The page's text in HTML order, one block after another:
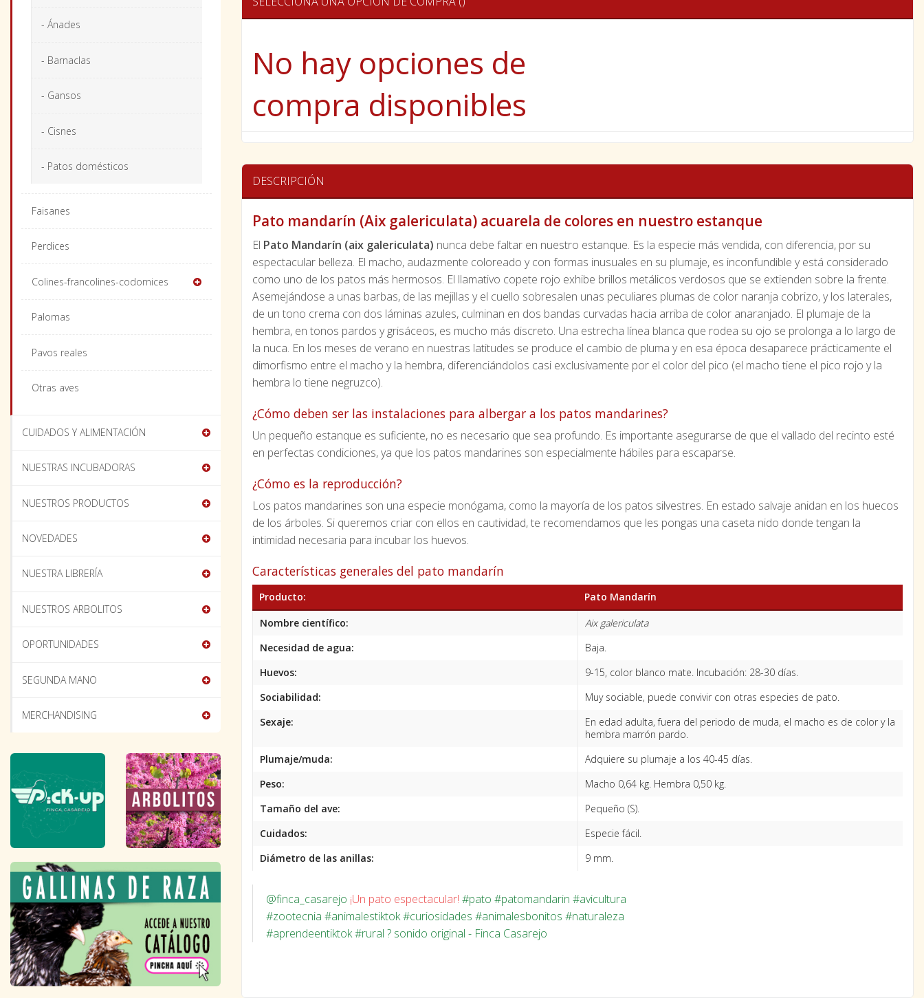
No hay opciones de
compra disponibles
DESCRIPCIÓN
Pato mandarín (Aix galericulata) acuarela de colores en nuestro estanque
El Pato Mandarín (aix galericulata) nunca debe faltar en nuestro estanque. Es la especie más vendida, con diferencia, por su
espectacular belleza. El macho, audazmente coloreado y con formas inusuales en su plumaje, es inconfundible y está considerado
como uno de los patos más hermosos. El llamativo copete rojo exhibe brillos metálicos verdosos que se extienden sobre la frente.
Asemejándose a unas barbas, de las mejillas y el cuello sobresalen unas peculiares plumas de color naranja cobrizo, y los laterales,
de un tono crema con dos láminas azules, culminan en dos bandas curvadas hacia arriba de color anaranjado. El plumaje de la
hembra, en tonos pardos y grisáceos, es mucho más discreto. Una estrecha línea blanca que rodea su ojo se prolonga a lo largo de
la nuca. En los meses de verano en nuestras latitudes se produce el cambio de pluma y en esa época desaparece prácticamente el
dimorfismo entre el macho y la hembra, diferenciándolos casi exclusivamente por el color del pico (el macho tiene el pico rojo y la
hembra lo tiene negruzco).
¿Cómo deben ser las instalaciones para albergar a los patos mandarines?
Un pequeño estanque es suficiente, no es necesario que sea profundo. Es importante asegurarse de que el vallado del recinto esté
en perfectas condiciones, ya que los patos mandarines son especialmente hábiles para escaparse.
¿Cómo es la reproducción?
Los patos mandarines son una especie monógama, como la mayoría de los patos silvestres. En estado salvaje anidan en los huecos
de los árboles. Si queremos criar con ellos en cautividad, te recomendamos que les pongas una caseta nido donde tengan la
intimidad necesaria para incubar los huevos.
Características generales del pato mandarín
Producto:
Pato Mandarín
Nombre científico:
Aix galericulata
Necesidad de agua:
Baja.
Huevos:
9-15, color blanco mate. Incubación: 28-30 días.
Sociabilidad:
Muy sociable, puede convivir con otras especies de pato.
Sexaje:
En edad adulta, fuera del periodo de muda, el macho es de color y la
hembra marrón pardo.
Plumaje/muda:
Adquiere su plumaje a los 40-45 días.
Peso:
Macho 0,64 kg. Hembra 0,50 kg.
Tamaño del ave:
Pequeño (S).
Cuidados:
Especie fácil.
Diámetro de las anillas:
9 mm.
@finca_casarejo ¡Un pato espectacular! #pato #patomandarin #avicultura
#zootecnia #animalestiktok#curiosidades #animalesbonitos #naturaleza
#aprendeentiktok#rural ? sonido original - Finca Casarejo
- Ánades
- Barnaclas
- Gansos
- Cisnes
- Patos domésticos
Faisanes
Perdices
Colines-francolines-codornices
Palomas
Pavos reales
Otras aves
CUIDADOS Y ALIMENTACIÓN
NUESTRAS INCUBADORAS
NUESTROS PRODUCTOS
NOVEDADES
NUESTRA LIBRERÍA
NUESTROS ARBOLITOS
OPORTUNIDADES
SEGUNDA MANO
MERCHANDISING